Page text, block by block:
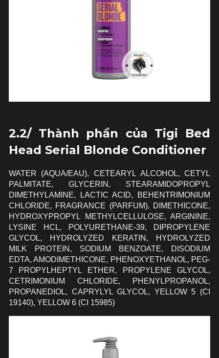
2.2/ Thành phần của Tigi Bed
Head Serial Blonde Conditioner
WATER (AQUA/EAU), CETEARYL ALCOHOL, CETYL
PALMITATE, GLYCERIN, STEARAMIDOPROPYL
DIMETHYLAMINE, LACTIC ACID, BEHENTRIMONIUM
CHLORIDE, FRAGRANCE (PARFUM), DIMETHICONE,
HYDROXYPROPYL METHYLCELLULOSE, ARGININE,
LYSINE HCL, POLYURETHANE-39, DIPROPYLENE
GLYCOL, HYDROLYZED KERATIN, HYDROLYZED
MILK PROTEIN, SODIUM BENZOATE, DISODIUM
EDTA, AMODIMETHICONE, PHENOXYETHANOL, PEG-
7 PROPYLHEPTYL ETHER, PROPYLENE GLYCOL,
CETRIMONIUM CHLORIDE, PHENYLPROPANOL,
PROPANEDIOL, CAPRYLYL GLYCOL, YELLOW 5 (CI
19140), YELLOW 6 (CI 15985)